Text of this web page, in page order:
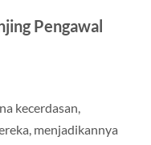
Pengawal
kecerdasan,
menjadikannya